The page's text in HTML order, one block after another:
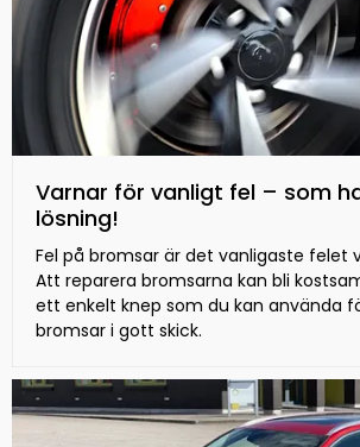
Varnar för vanligt fel – som
lösning!
Fel på bromsar är det vanligaste felet
Att reparera bromsarna kan bli
ett enkelt knep som du kan använda
bromsar i gott skick.